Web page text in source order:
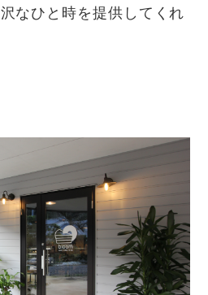
なひと時を提供してくれ